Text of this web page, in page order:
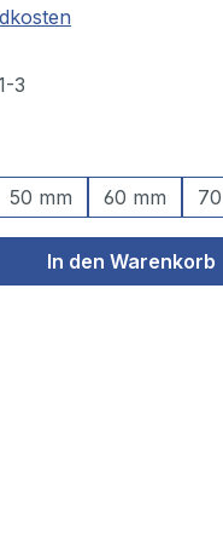
3
50 mm 60 mm
In den Warenkorb